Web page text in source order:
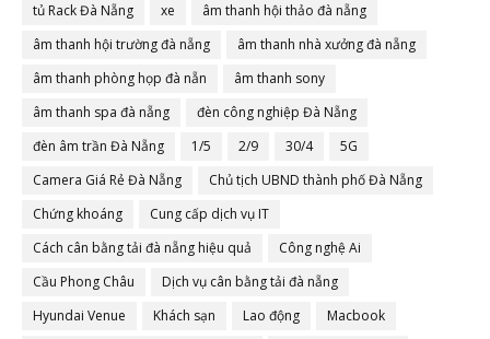
tủ Rack Đà Nẵng
xe
âm thanh hội thảo đà nẵng
âm thanh hội trường đà nẵng
âm thanh nhà xưởng đà nẵng
âm thanh phòng họp đà nẵn
âm thanh sony
âm thanh spa đà nẵng
đèn công nghiệp Đà Nẵng
đèn âm trần Đà Nẵng
1/5 2/9 30/4
5G
Camera Giá Rẻ Đà Nẵng
Chủ tịch UBND thành phố Đà Nẵng
Chứng khoáng
Cung cấp dịch vụ IT
Cách cân bằng tải đà nẵng hiệu quả
Công nghệ Ai
Cầu Phong Châu
Dịch vụ cân bằng tải đà nẵng
Hyundai Venue
Khách sạn Lao động
Macbook